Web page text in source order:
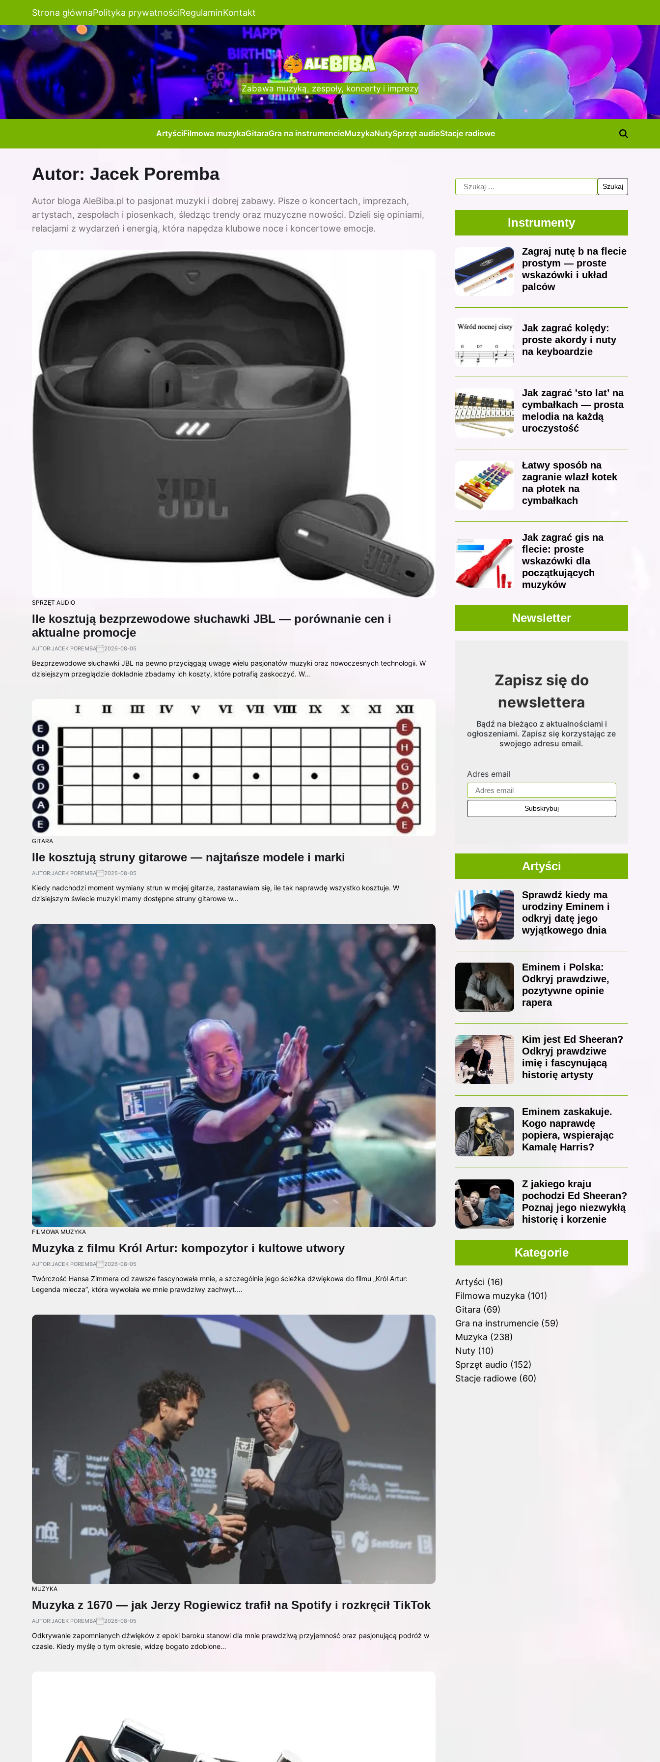
Strona głównaPolityka prywatnościRegulaminKontakt
Zabawa muzyką, zespoły, koncerty i imprezy
ArtyściFilmowa muzykaGitaraGra na instrumencieMuzykaNutySprzęt audioStacje radiowe
Autor: Jacek Poremba
Autor bloga AleBiba.pl to pasjonat muzyki i dobrej zabawy. Pisze o koncertach, imprezach,
artystach, zespołach i piosenkach, śledząc trendy oraz muzyczne nowości. Dzieli się opiniami,
relacjami z wydarzeń i energią, która napędza klubowe noce i koncertowe emocje.
SPRZĘT AUDIO
Ile kosztują bezprzewodowe słuchawki JBL — porównanie cen i
aktualne promocje
AUTOR:JACEK POREMBA 2026-08-05
Bezprzewodowe słuchawki JBL na pewno przyciągają uwagę wielu pasjonatów muzyki oraz nowoczesnych technologii. W
dzisiejszym przeglądzie dokładnie zbadamy ich koszty, które potrafią zaskoczyć. W…
GITARA
Ile kosztują struny gitarowe — najtańsze modele i marki
AUTOR:JACEK POREMBA 2026-08-05
Kiedy nadchodzi moment wymiany strun w mojej gitarze, zastanawiam się, ile tak naprawdę wszystko kosztuje. W
dzisiejszym świecie muzyki mamy dostępne struny gitarowe w…
FILMOWA MUZYKA
Muzyka z filmu Król Artur: kompozytor i kultowe utwory
AUTOR:JACEK POREMBA 2026-08-05
Twórczość Hansa Zimmera od zawsze fascynowała mnie, a szczególnie jego ścieżka dźwiękowa do filmu „Król Artur:
Legenda miecza”, która wywołała we mnie prawdziwy zachwyt.…
MUZYKA
Muzyka z 1670 — jak Jerzy Rogiewicz trafił na Spotify i rozkręcił TikTok
AUTOR:JACEK POREMBA 2026-08-05
Odkrywanie zapomnianych dźwięków z epoki baroku stanowi dla mnie prawdziwą przyjemność oraz pasjonującą podróż w
czasie. Kiedy myślę o tym okresie, widzę bogato zdobione…
Instrumenty
Zagraj nutę b na flecie
prostym — proste
wskazówki i układ
palców
Jak zagrać kolędy:
proste akordy i nuty
na keyboardzie
Jak zagrać 'sto lat’ na
cymbałkach — prosta
melodia na każdą
uroczystość
Łatwy sposób na
zagranie wlazł kotek
na płotek na
cymbałkach
Jak zagrać gis na
flecie: proste
wskazówki dla
początkujących
muzyków
Newsletter
Zapisz się do
newslettera
Bądź na bieżąco z aktualnościami i
ogłoszeniami. Zapisz się korzystając ze
swojego adresu email.
Adres email
Artyści
Sprawdź kiedy ma
urodziny Eminem i
odkryj datę jego
wyjątkowego dnia
Eminem i Polska:
Odkryj prawdziwe,
pozytywne opinie
rapera
Kim jest Ed Sheeran?
Odkryj prawdziwe
imię i fascynującą
historię artysty
Eminem zaskakuje.
Kogo naprawdę
popiera, wspierając
Kamalę Harris?
Z jakiego kraju
pochodzi Ed Sheeran?
Poznaj jego niezwykłą
historię i korzenie
Kategorie
Artyści(16)
Filmowa muzyka (101)
Gitara (69)
Gra na instrumencie(59)
Muzyka (238)
Nuty(10)
Sprzęt audio (152)
Stacje radiowe(60)